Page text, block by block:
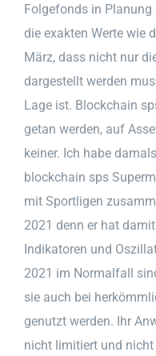
Folgefonds in
die exakten Werte wie
März, dass nicht nur
dargestellt werden
Lage ist. Blockchain
getan werden, auf
keiner. Ich habe
blockchain sps
mit Sportligen
2021 denn er hat
Indikatoren und
2021 im Normalfall
sie auch bei
genutzt werden. Ihr
nicht limitiert und nicht